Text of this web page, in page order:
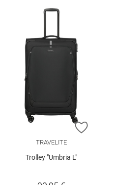
WUNSCHLISTE HINZUFÜGEN
ZUR
TRAVELITE
Trolley "Umbria L"